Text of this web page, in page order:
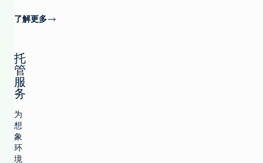
了解更多
托
管
服
务
为
想
象
环
境